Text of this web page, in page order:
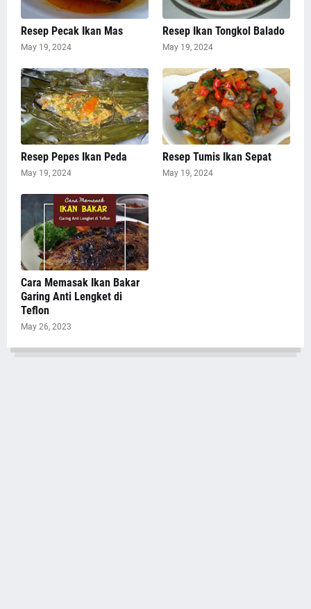
Resep Pecak Ikan Mas
May 19, 2024
Resep Ikan Tongkol Balado
May 19, 2024
Resep Pepes Ikan Peda
May 19, 2024
Resep Tumis Ikan Sepat
May 19, 2024
Cara Memasak Ikan Bakar
Garing Anti Lengket di
Teflon
May 26, 2023